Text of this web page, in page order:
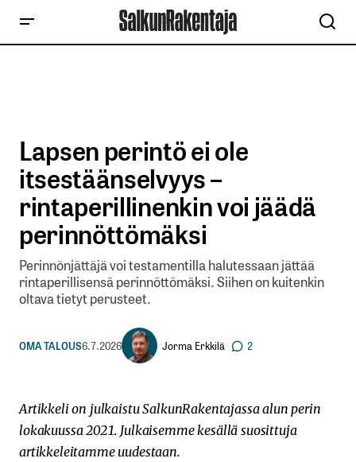
Lapsen perintö ei ole
itsestäänselvyys –
rintaperillinenkin voi jäädä
perinnöttömäksi
Perinnönjättäjä voi testamentilla halutessaan jättää
rintaperillisensä perinnöttömäksi. Siihen on kuitenkin
oltava tietyt perusteet.
OMA TALOUS6.7.2026 Jorma Erkkilä 2
Artikkeli on julkaistu SalkunRakentajassa alun perin
lokakuussa 2021. Julkaisemme kesällä suosittuja
artikkeleitamme uudestaan.